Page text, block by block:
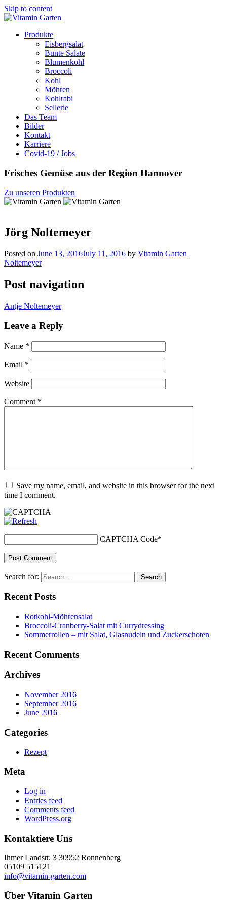
Skip to content
Produkte
Eisbergsalat
Bunte Salate
Blumenkohl
Broccoli
Kohl
Möhren
Kohlrabi
Sellerie
Das Team
Bilder
Kontakt
Karriere
Covid-19 / Jobs
Frisches Gemüse aus der Region Hannover
Zu unseren Produkten
Jörg Noltemeyer
Posted on June 13, 2016July 11, 2016 by Vitamin Garten
Noltemeyer
Post navigation
Antje Noltemeyer
Leave a Reply
Name *
Email *
Website
Comment *
Save my name, email, and website in this browser for the next
time I comment.
CAPTCHA Code*
Search for:
Recent Posts
Rotkohl-Möhrensalat
Broccoli-Cranberry-Salat mit Currydressing
Sommerrollen – mit Salat, Glasnudeln und Zuckerschoten
Recent Comments
Archives
November 2016
September 2016
June 2016
Categories
Rezept
Meta
Log in
Entries feed
Comments feed
WordPress.org
Kontaktiere Uns
Ihmer Landstr. 3 30952 Ronnenberg
05109 515121
info@vitamin-garten.com
Über Vitamin Garten